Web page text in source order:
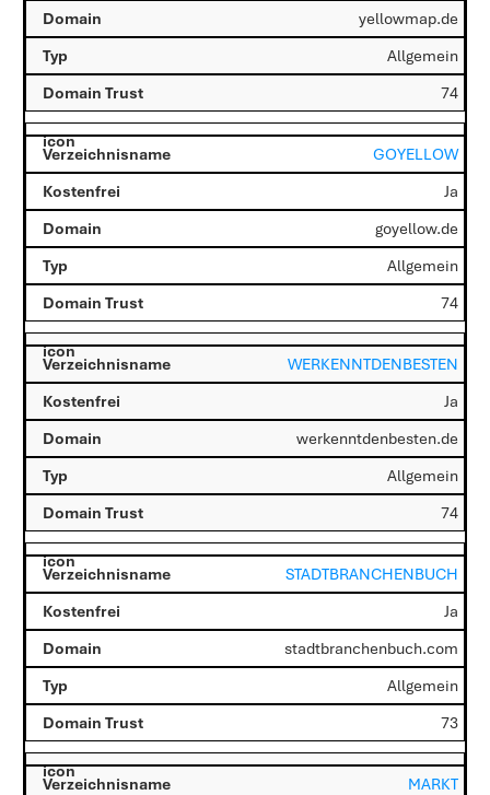
yellowmap.de
Allgemein
74
GOYELLOW
Ja
goyellow.de
Allgemein
74
WERKENNTDENBESTEN
Ja
werkenntdenbesten.de
Allgemein
74
STADTBRANCHENBUCH
Ja
stadtbranchenbuch.com
Allgemein
73
MARKT